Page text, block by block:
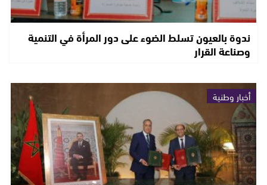
ندوة بالعيون تسلط الضوء على دور المرأة في التنمية
وصناعة القرار
أخبار وطنية